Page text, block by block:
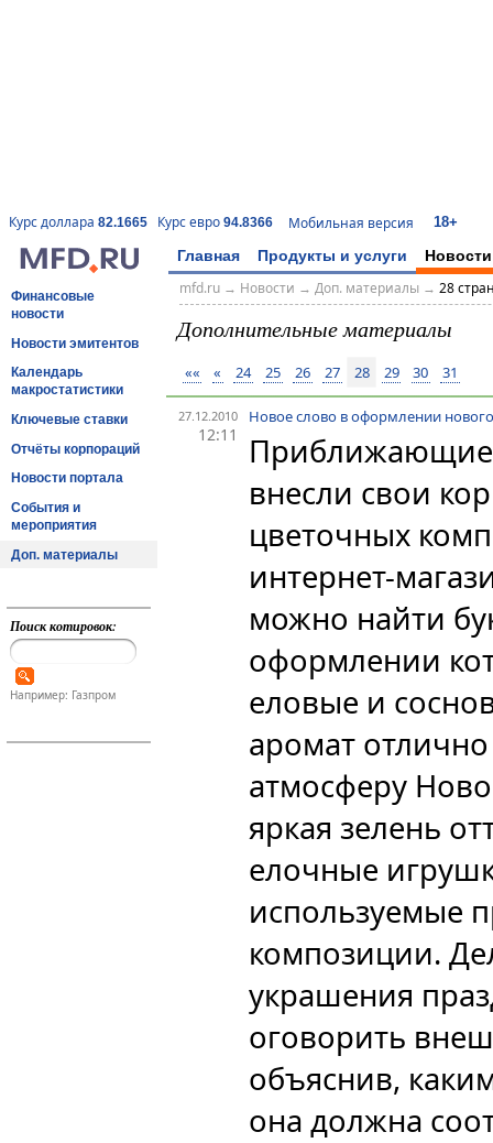
Курс доллара 82.1665 Курс евро 94.8366 Мобильная версия 18+
Главная Продукты и услуги Новости
Финансовые
новости
Новости эмитентов
Календарь
макростатистики
Ключевые ставки
Отчёты корпораций
Новости портала
События и
мероприятия
Доп. материалы
Поиск котировок:
Например: Газпром
mfd.ru→ Новости → Доп. материалы→ 28
Дополнительные материалы
«« « 24 25 26 27 28 29 30 31
27.12.2010
12:11
Новое слово в оформлении
внесли свои
цветочных
интернет-
можно найти
оформлении
еловые и
аромат
атмосферу
яркая зелень
елочные
используемые
композиции.
украшения
оговорить
объяснив,
она должна